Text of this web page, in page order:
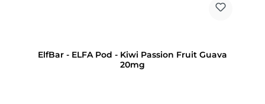
ElfBar - ELFA Pod - Kiwi Passion Fruit Guava
20mg